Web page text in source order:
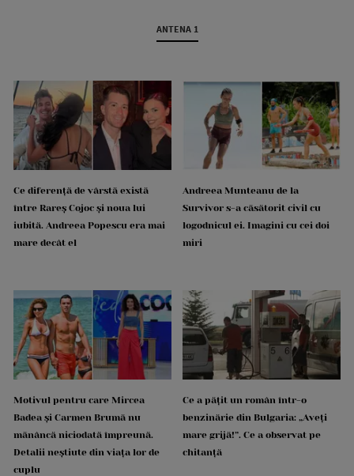
ANTENA 1
Ce diferență de vârstă există
între Rareș Cojoc și noua lui
iubită. Andreea Popescu era mai
mare decât el
Andreea Munteanu de la
Survivor s-a căsătorit civil cu
logodnicul ei. Imagini cu cei doi
miri
Motivul pentru care Mircea
Badea și Carmen Brumă nu
mănâncă niciodată împreună.
Detalii neștiute din viața lor de
cuplu
Ce a pățit un român într-o
benzinărie din Bulgaria: „Aveți
mare grijă!”. Ce a observat pe
chitanță